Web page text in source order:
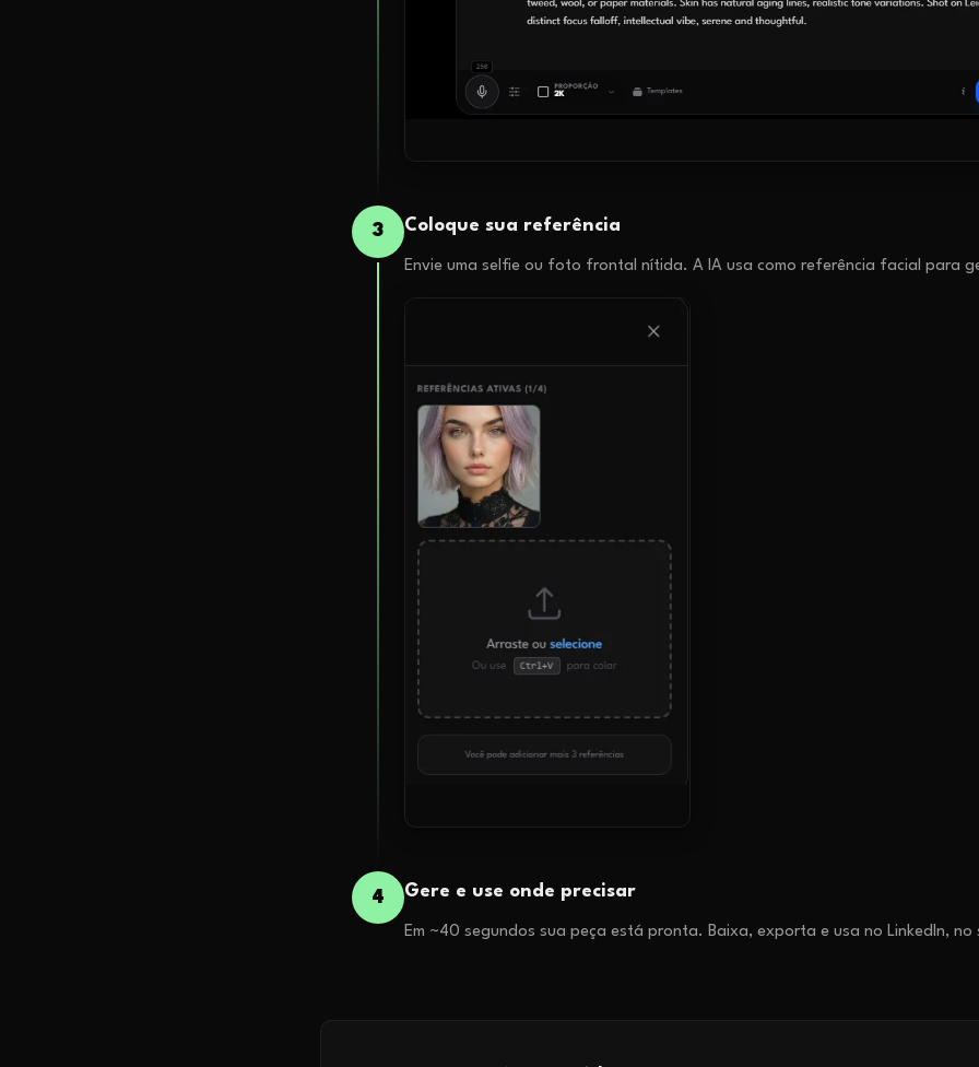
3 Coloque sua referência
Envie uma selfie ou foto frontal nítida. A IA usa como referência facial para
4 Gere e use onde precisar
Em ~40 segundos sua peça está pronta. Baixa, exporta e usa no LinkedIn,